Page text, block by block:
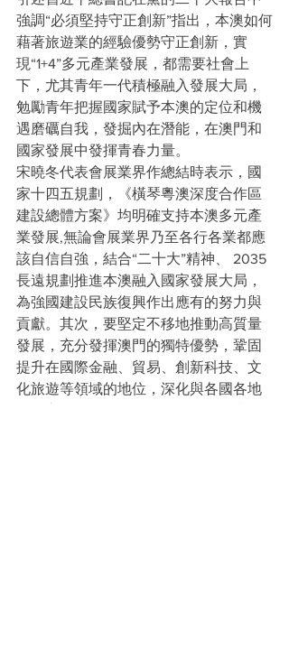
強調“必須堅持守正創新”指出，本澳如何
藉著旅遊業的經驗優勢守正創新，實
現“1+4”多元產業發展，都需要社會上
下，尤其青年一代積極融入發展大局，
勉勵青年把握國家賦予本澳的定位和機
遇磨礪自我，發掘內在潛能，在澳門和
國家發展中發揮青春力量。
宋曉冬代表會展業界作總結時表示，國
家十四五規劃，《橫琴粵澳深度合作區
建設總體方案》均明確支持本澳多元產
業發展,無論會展業界乃至各行各業都應
該自信自強，結合“二十大”精神、 2035
長遠規劃推進本澳融入國家發展大局，
為強國建設民族復興作出應有的努力與
貢獻。其次，要堅定不移地推動高質量
發展，充分發揮澳門的獨特優勢，鞏固
提升在國際金融、貿易、創新科技、文
化旅遊等領域的地位，深化與各國各地